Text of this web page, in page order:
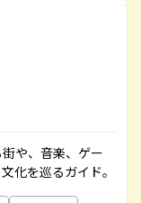
や、音楽、ゲー
化を巡るガイド。